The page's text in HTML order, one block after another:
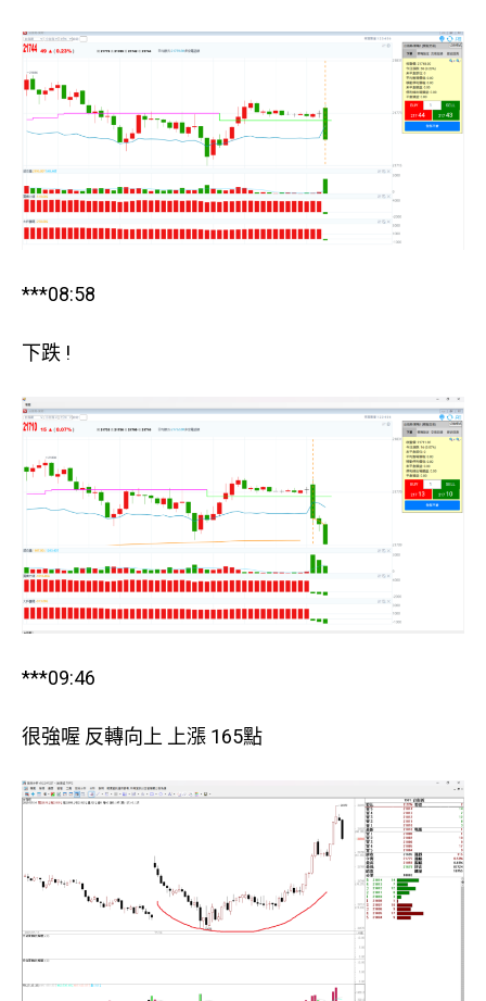
***08:58
下跌 !
***09:46
很強喔 反轉向上 上漲 165點